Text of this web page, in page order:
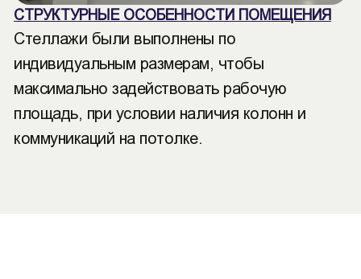
СТРУКТУРНЫЕ ОСОБЕННОСТИ ПОМЕЩЕНИЯ
Стеллажи были выполнены по
индивидуальным размерам, чтобы
максимально задействовать рабочую
площадь, при условии наличия колонн и
коммуникаций на потолке.